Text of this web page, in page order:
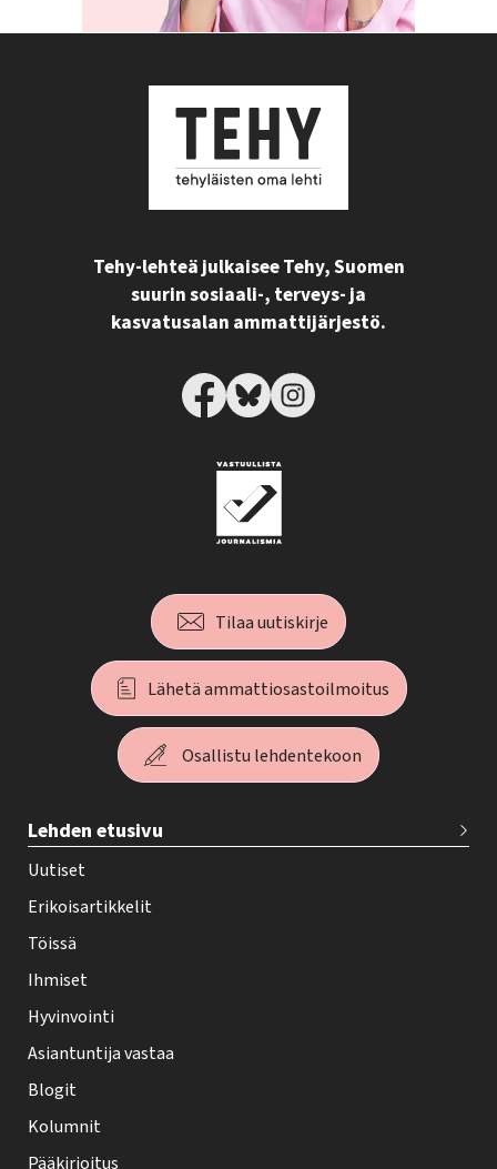
Tehy-lehteä julkaisee Tehy, Suomen
suurin sosiaali-, terveys- ja
kasvatusalan ammattijärjestö.
Tilaa uutiskirje
Lähetä ammattiosastoilmoitus
Osallistu lehdentekoon
e
h
y
-
e
h
t
i
f
o
Lehden etusivu
Uutiset
Erikoisartikkelit
Töissä
Ihmiset
Hyvinvointi
Asiantuntija vastaa
Blogit
Kolumnit
Pääkirjoitus